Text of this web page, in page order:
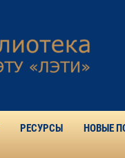
РЕСУРСЫ НОВЫЕ